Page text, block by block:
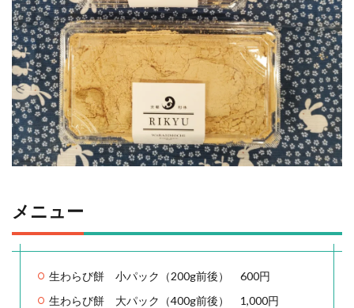
メニュー
生わらび餅 小パック（200g前後） 600円
生わらび餅 大パック（400g前後） 1,000円